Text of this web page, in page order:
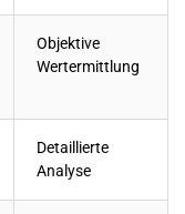
Objektive
Wertermittlung
Detaillierte
Analyse